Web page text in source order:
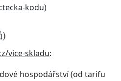
kodu)
vice-skladu:
hospodářství (od tarifu